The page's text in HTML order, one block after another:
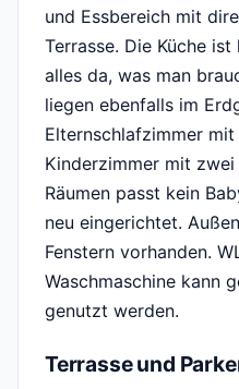
und Essbereich mit
Terrasse. Die Küche
alles da, was man
liegen ebenfalls im
Elternschlafzimmer
Kinderzimmer mit
Räumen passt kein
neu eingerichtet.
Fenstern vorhanden.
Waschmaschine kann
genutzt werden.
Terrasse und